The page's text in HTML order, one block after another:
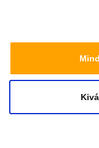
média-, hirdető- és
amelyeket Ön adott
használt más